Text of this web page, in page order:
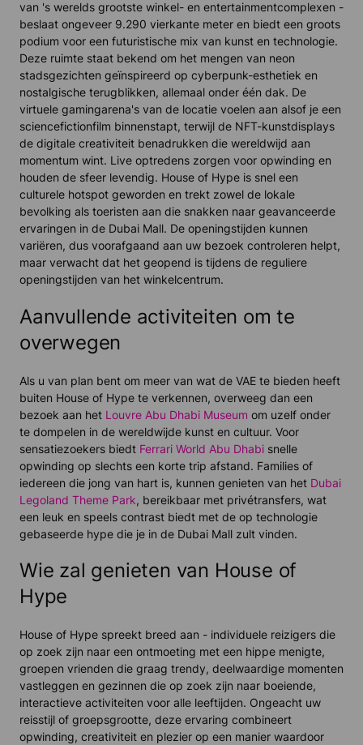
van 's werelds grootste winkel- en entertainmentcomplexen -
beslaat ongeveer 9.290 vierkante meter en biedt een groots
podium voor een futuristische mix van kunst en technologie.
Deze ruimte staat bekend om het mengen van neon
stadsgezichten geïnspireerd op cyberpunk-esthetiek en
nostalgische terugblikken, allemaal onder één dak. De
virtuele gamingarena's van de locatie voelen aan alsof je een
sciencefictionfilm binnenstapt, terwijl de NFT-kunstdisplays
de digitale creativiteit benadrukken die wereldwijd aan
momentum wint. Live optredens zorgen voor opwinding en
houden de sfeer levendig. House of Hype is snel een
culturele hotspot geworden en trekt zowel de lokale
bevolking als toeristen aan die snakken naar geavanceerde
ervaringen in de Dubai Mall. De openingstijden kunnen
variëren, dus voorafgaand aan uw bezoek controleren helpt,
maar verwacht dat het geopend is tijdens de reguliere
openingstijden van het winkelcentrum.
Aanvullende activiteiten om te
overwegen
Als u van plan bent om meer van wat de VAE te bieden heeft
buiten House of Hype te verkennen, overweeg dan een
bezoek aan het Louvre Abu Dhabi Museum om uzelf onder
te dompelen in de wereldwijde kunst en cultuur. Voor
sensatiezoekers biedt Ferrari World Abu Dhabi snelle
opwinding op slechts een korte trip afstand. Families of
iedereen die jong van hart is, kunnen genieten van het Dubai
Legoland Theme Park, bereikbaar met privétransfers, wat
een leuk en speels contrast biedt met de op technologie
gebaseerde hype die je in de Dubai Mall zult vinden.
Wie zal genieten van House of
Hype
House of Hype spreekt breed aan - individuele reizigers die
op zoek zijn naar een ontmoeting met een hippe menigte,
groepen vrienden die graag trendy, deelwaardige momenten
vastleggen en gezinnen die op zoek zijn naar boeiende,
interactieve activiteiten voor alle leeftijden. Ongeacht uw
reisstijl of groepsgrootte, deze ervaring combineert
opwinding, creativiteit en plezier op een manier waardoor